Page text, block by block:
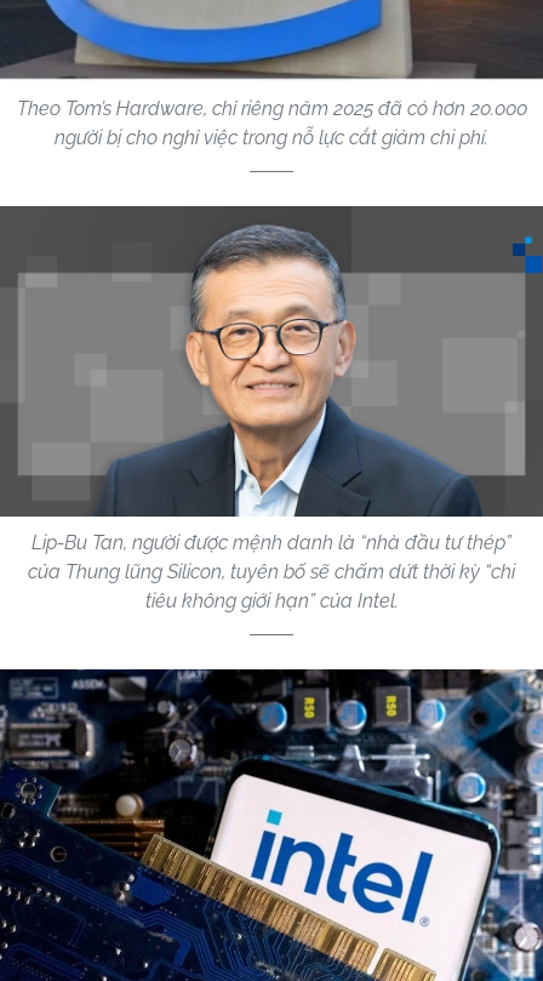
Theo Tom’s Hardware, chỉ riêng năm 2025 đã có hơn 20.000
người bị cho nghỉ việc trong nỗ lực cắt giảm chi phí.
Lip-Bu Tan, người được mệnh danh là “nhà đầu tư thép”
của Thung lũng Silicon, tuyên bố sẽ chấm dứt thời kỳ “chi
tiêu không giới hạn” của Intel.